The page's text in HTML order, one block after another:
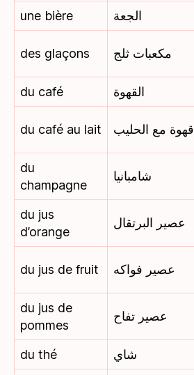
une bière الجعة
des glaçons مكعبات ثلج
du café
القهوة
du café au lait قهوة مع الحليب
du
champagne
شامبانيا
du jus
d’orange
عصير البرتقال
du jus de fruit عصير فواكه
du jus de
pommes
عصير تفاح
du thé شاي